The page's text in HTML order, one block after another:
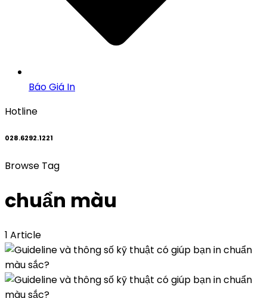
Báo Giá In
Hotline
028.6292.1221
Browse Tag
chuẩn màu
1 Article